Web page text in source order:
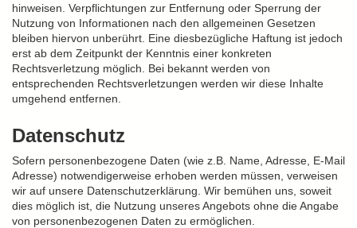
hinweisen. Verpflichtungen zur Entfernung oder Sperrung der
Nutzung von Informationen nach den allgemeinen Gesetzen
bleiben hiervon unberührt. Eine diesbezügliche Haftung ist jedoch
erst ab dem Zeitpunkt der Kenntnis einer konkreten
Rechtsverletzung möglich. Bei bekannt werden von
entsprechenden Rechtsverletzungen werden wir diese Inhalte
umgehend entfernen.
Datenschutz
Sofern personenbezogene Daten (wie z.B. Name, Adresse, E-Mail
Adresse) notwendigerweise erhoben werden müssen, verweisen
wir auf unsere Datenschutzerklärung. Wir bemühen uns, soweit
dies möglich ist, die Nutzung unseres Angebots ohne die Angabe
von personenbezogenen Daten zu ermöglichen.